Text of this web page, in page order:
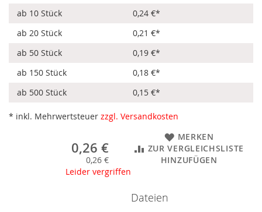
ab 10 Stück
0,24 €*
ab 20 Stück
0,21 €*
ab 50 Stück
0,19 €*
ab 150 Stück
0,18 €*
ab 500 Stück
0,15 €*
* inkl. Mehrwertsteuer zzgl. Versandkosten
0,26 €
0,26 €
MERKEN
ZUR VERGLEICHSLISTE
HINZUFÜGEN
Leider vergriffen
Dateien